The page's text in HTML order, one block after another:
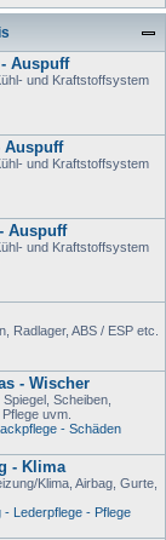
Auspuff
und Kraftstoffsystem
Auspuff
und Kraftstoffsystem
Auspuff
und Kraftstoffsystem
Radlager, ABS / ESP etc.
- Wischer
Scheiben,
uvm.
- Schäden
- Klima
Klima, Airbag, Gurte,
- Lederpflege - Pflege